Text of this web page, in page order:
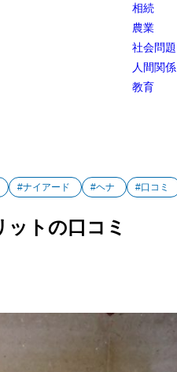
相続
農業
社会問題
人間関係
教育
#ナイアード #ヘナ #口コミ
トの口コミ